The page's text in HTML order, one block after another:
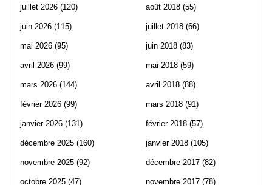
juillet 2026 (120)
juin 2026 (115)
mai 2026 (95)
avril 2026 (99)
mars 2026 (144)
février 2026 (99)
janvier 2026 (131)
décembre 2025 (160)
novembre 2025 (92)
octobre 2025 (47)
août 2018 (55)
juillet 2018 (66)
juin 2018 (83)
mai 2018 (59)
avril 2018 (88)
mars 2018 (91)
février 2018 (57)
janvier 2018 (105)
décembre 2017 (82)
novembre 2017 (78)